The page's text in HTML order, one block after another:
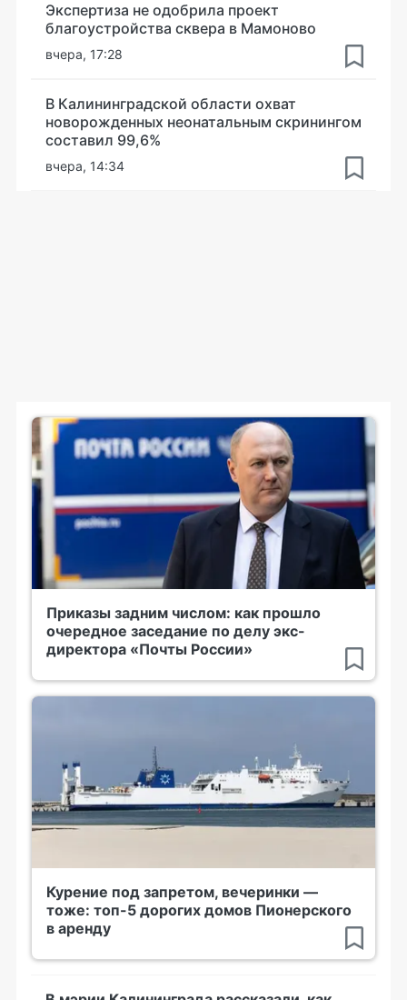
Экспертиза не одобрила проект
благоустройства сквера в Мамоново
вчера, 17:28
В Калининградской области охват
новорожденных неонатальным скринингом
составил 99,6%
вчера, 14:34
Приказы задним числом: как прошло
очередное заседание по делу экс-
директора «Почты России»
Курение под запретом, вечеринки —
тоже: топ-5 дорогих домов Пионерского
в аренду